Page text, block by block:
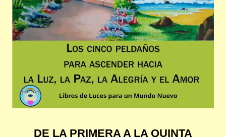
DE LA PRIMERA A LA QUINTA